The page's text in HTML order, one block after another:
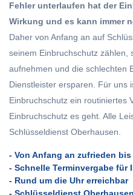
Fehler unterlaufen hat der
Wirkung und es kann immer
Daher von Anfang an auf
seinem Einbruchschutz zählen,
aufnehmen und die schlechten
Dienstleister ersparen. Für uns
Einbruchschutz ein routiniertes
Einbruchschutz es geht. Alle
Schlüsseldienst Oberhausen.
- Von Anfang an zufrieden bis
- Schnelle Terminvergabe
- Rund um die Uhr erreichbar